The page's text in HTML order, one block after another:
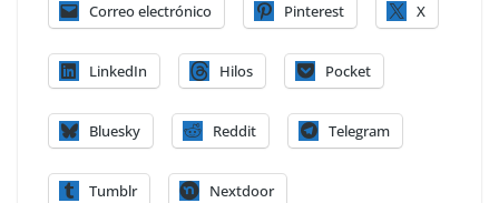
Correo electrónico Pinterest X
LinkedIn Hilos Pocket
Bluesky Reddit Telegram
Tumblr Nextdoor